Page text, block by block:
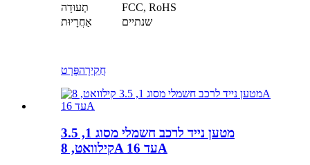
תְעוּדָה
FCC, RoHS
אַחֲרָיוּת
שנתיים
חֲקִירָהפְּרָט
מטען נייד לרכב חשמלי מסוג 1, 3.5
קילוואט, 8A עד 16A